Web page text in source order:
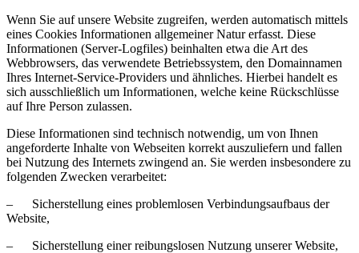
Wenn Sie auf unsere Website zugreifen, werden automatisch mittels
eines Cookies Informationen allgemeiner Natur erfasst. Diese
Informationen (Server-Logfiles) beinhalten etwa die Art des
Webbrowsers, das verwendete Betriebssystem, den Domainnamen
Ihres Internet-Service-Providers und ähnliches. Hierbei handelt es
sich ausschließlich um Informationen, welche keine Rückschlüsse
auf Ihre Person zulassen.
Diese Informationen sind technisch notwendig, um von Ihnen
angeforderte Inhalte von Webseiten korrekt auszuliefern und fallen
bei Nutzung des Internets zwingend an. Sie werden insbesondere zu
folgenden Zwecken verarbeitet:
– Sicherstellung eines problemlosen Verbindungsaufbaus der
Website,
– Sicherstellung einer reibungslosen Nutzung unserer Website,